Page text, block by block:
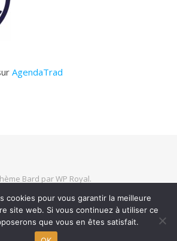
AgendaTrad
Bard parWP Royal.
HAUT DE PAGE
cookies pour vous garantir la meilleure
site web. Si vous continuez à utiliser ce
que vous en êtes satisfait.